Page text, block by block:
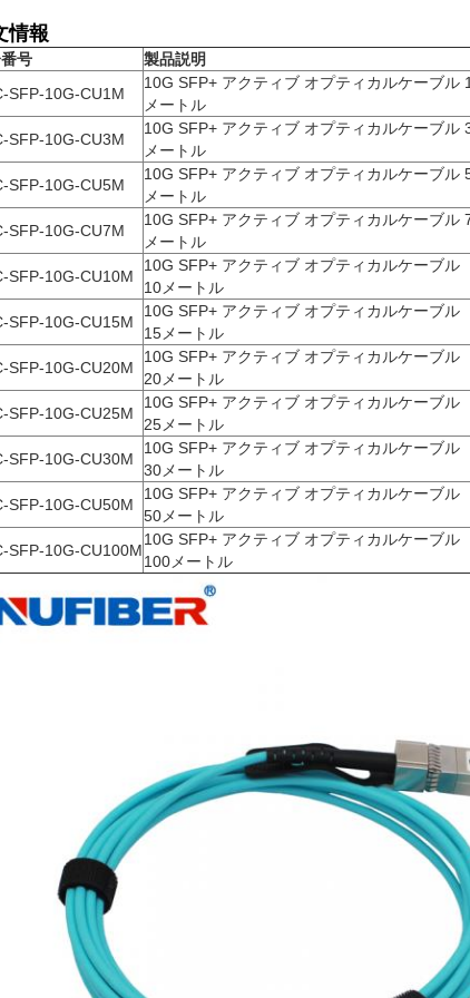
情報
号 製品説明
SFP-10G-CU1M
10G SFP+ アクティブ オプティカルケーブル 1
メートル
SFP-10G-CU3M
10G SFP+ アクティブ オプティカルケーブル
メートル
SFP-10G-CU5M
10G SFP+ アクティブ オプティカルケーブル
メートル
SFP-10G-CU7M
10G SFP+ アクティブ オプティカルケーブル
メートル
SFP-10G-CU10M
10G SFP+ アクティブ オプティカルケーブル
10メートル
SFP-10G-CU15M
10G SFP+ アクティブ オプティカルケーブル
15メートル
SFP-10G-CU20M
10G SFP+ アクティブ オプティカルケーブル
20メートル
SFP-10G-CU25M
10G SFP+ アクティブ オプティカルケーブル
25メートル
SFP-10G-CU30M
10G SFP+ アクティブ オプティカルケーブル
30メートル
SFP-10G-CU50M
10G SFP+ アクティブ オプティカルケーブル
50メートル
SFP-10G-CU100M
10G SFP+ アクティブ オプティカルケーブル
100メートル